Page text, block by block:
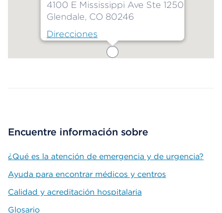
4100 E Mississippi Ave Ste 1250
Glendale, CO 80246
Direcciones
Encuentre información sobre
¿Qué es la atención de emergencia y de urgencia?
Ayuda para encontrar médicos y centros
Calidad y acreditación hospitalaria
Glosario